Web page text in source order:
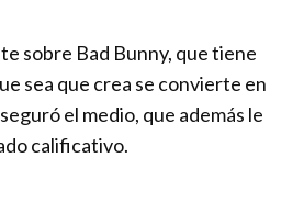
sobre Bad Bunny, que tiene
sea que crea se convierte en
el medio, que además le
calificativo.